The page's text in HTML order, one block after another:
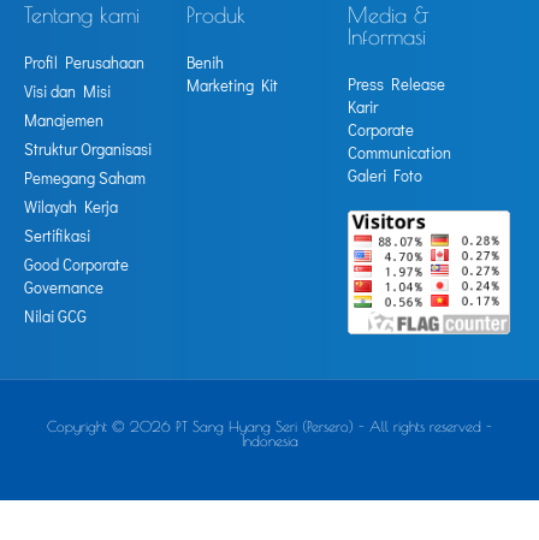
Tentang kami
Profil Perusahaan
Visi dan Misi
Manajemen
Struktur Organisasi
Pemegang Saham
Wilayah Kerja
Sertifikasi
Good Corporate
Governance
Nilai GCG
Produk
Benih
Marketing Kit
Media &
Informasi
Press Release
Karir
Corporate
Communication
Galeri Foto
Copyright © 2026 PT Sang Hyang Seri (Persero) - All rights reserved -
Indonesia